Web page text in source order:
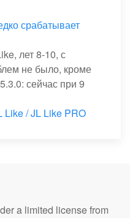
срабатывает
лет 8-10, с
не было, кроме
сейчас при 9
Like / JL Like PRO
a limited license from